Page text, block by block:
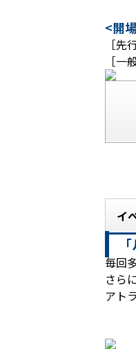
<開
［
［一
イ
毎回
さら
アト